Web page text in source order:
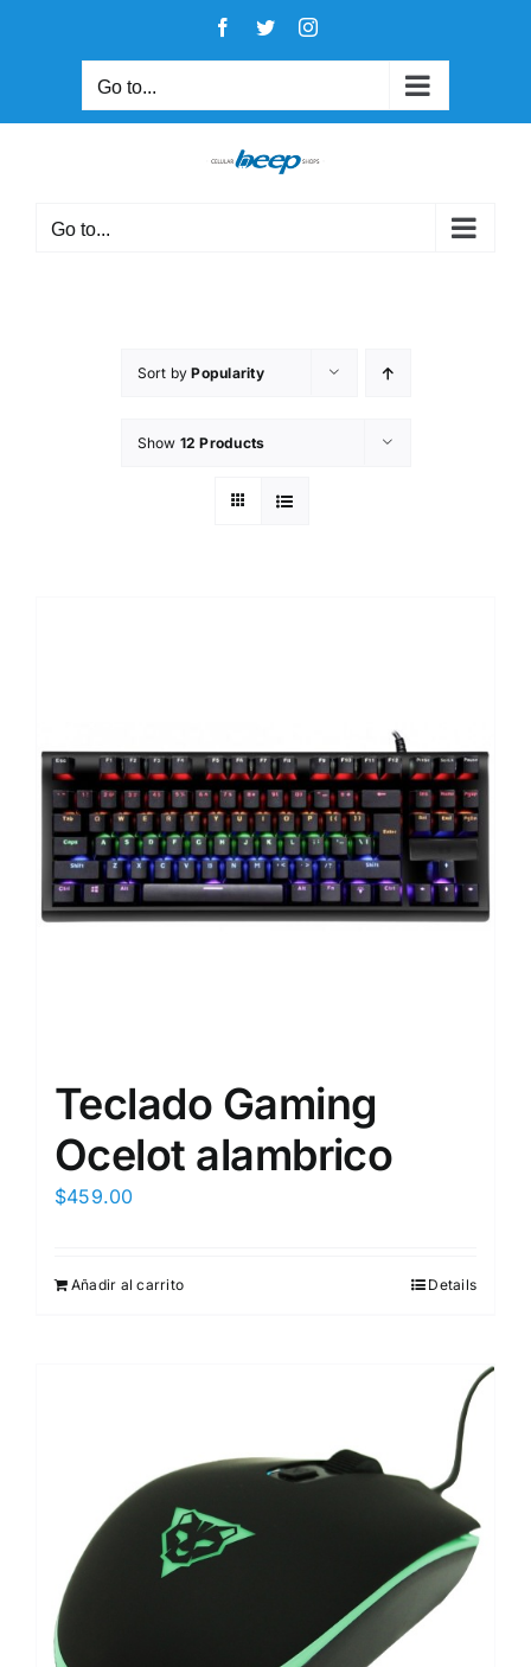
Facebook
TwitterInstagram
Go to...
Go to...
Sort byPopularity
Show 12 Products
Teclado Gaming
Ocelot alambrico
$459.00
Añadir al carrito Details